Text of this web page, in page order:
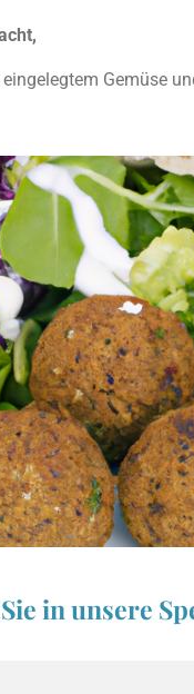
Gemüse
in unsere